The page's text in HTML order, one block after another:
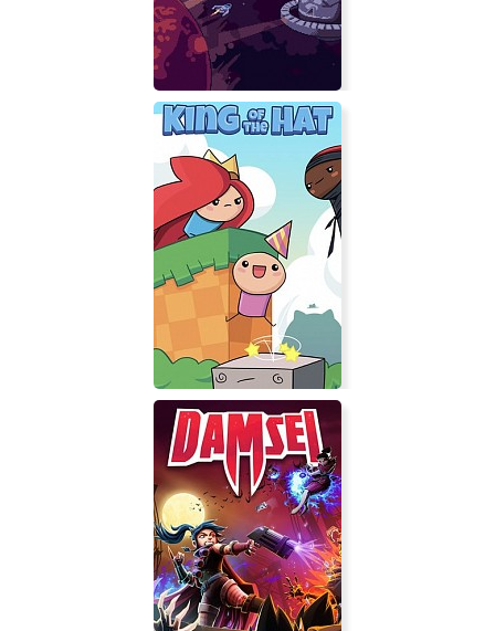
Lazy Galaxy 2
King of the Hat